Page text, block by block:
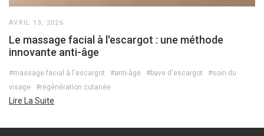
AVRIL 13, 2026
Le massage facial à l'escargot : une méthode
innovante anti-âge
#massage facial à l'escargot #anti-âge #bave d'escargot
#soin du
visage
#régénération cutanée
Lire La Suite